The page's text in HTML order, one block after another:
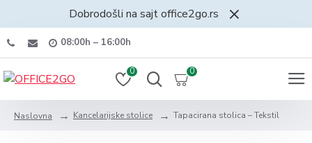
Dobrodošli na sajt office2go.rs
08:00h – 16:00h
0 0
Naslovna Kancelarijske stolice Tapacirana stolica – Tekstil